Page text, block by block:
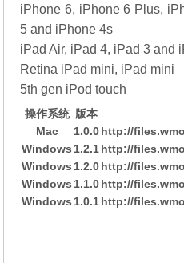
iPhone 6, iPhone 6 Plus,
5 and iPhone 4s
iPad Air, iPad 4, iPad 3 and
Retina iPad mini, iPad mini
5th gen iPod touch
操作系统
Mac
Windows
Windows
Windows
Windows
版本
1.0.0
1.2.1
1.2.0
1.1.0
1.0.1
http://
http://
http://
http://
http://